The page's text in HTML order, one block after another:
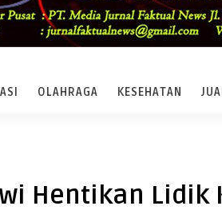
OLAHRAGA KESEHATAN
Hentikan Lidik